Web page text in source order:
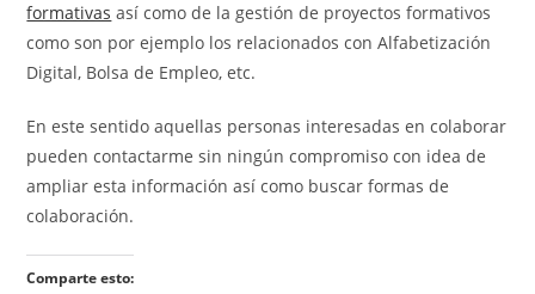
formativas así como de la gestión de proyectos formativos
como son por ejemplo los relacionados con Alfabetización
Digital, Bolsa de Empleo, etc.
En este sentido aquellas personas interesadas en colaborar
pueden contactarme sin ningún compromiso con idea de
ampliar esta información así como buscar formas de
colaboración.
Comparte esto: